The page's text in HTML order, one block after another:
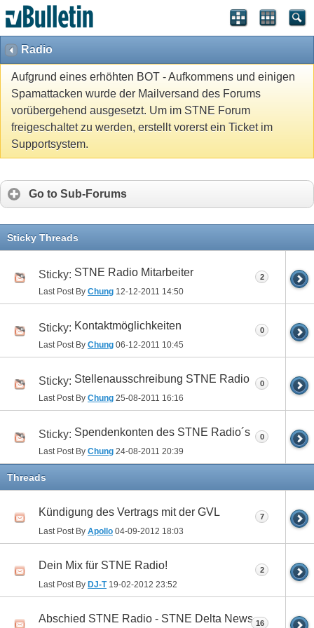
Radio
Aufgrund eines erhöhten BOT - Aufkommens und einigen
Spamattacken wurde der Mailversand des Forums
vorübergehend ausgesetzt. Um im STNE Forum
freigeschaltet zu werden, erstellt vorerst ein Ticket im
Supportsystem.
Go to Sub-Forums
Sticky Threads
Sticky: STNE Radio Mitarbeiter
Last Post By Chung 12-12-2011 14:50
2
Sticky: Kontaktmöglichkeiten
Last Post By Chung 06-12-2011 10:45
0
Sticky: Stellenausschreibung STNE Radio
Last Post By Chung 25-08-2011 16:16
0
Sticky: Spendenkonten des STNE Radio´s
Last Post By Chung 24-08-2011 20:39
0
Threads
Kündigung des Vertrags mit der GVL
Last Post By Apollo 04-09-2012 18:03
7
Dein Mix für STNE Radio!
Last Post By DJ-T19-02-2012 23:52
2
Abschied STNE Radio - STNE Delta News 16